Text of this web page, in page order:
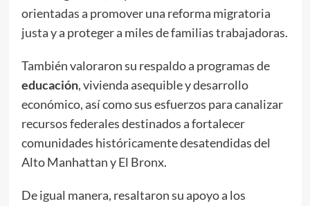
orientadas a promover una reforma migratoria
justa y a proteger a miles de familias trabajadoras.
También valoraron su respaldo a programas de
educación, vivienda asequible y desarrollo
económico, así como sus esfuerzos para canalizar
recursos federales destinados a fortalecer
comunidades históricamente desatendidas del
Alto Manhattan y El Bronx.
De igual manera, resaltaron su apoyo a los